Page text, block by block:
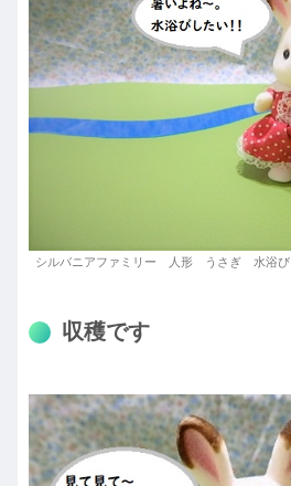
シルバニアファミリー 人形 うさぎ 水浴び
収穫です